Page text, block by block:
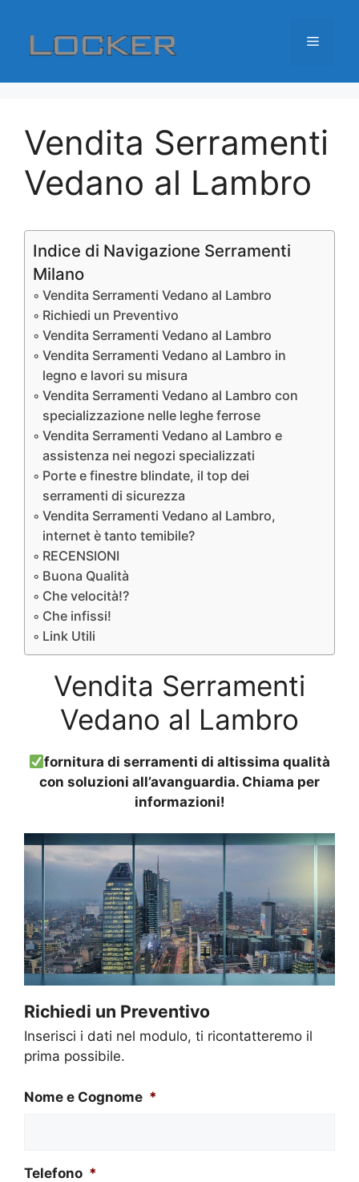
contenuto
Menu
Vendita Serramenti
Vedano al Lambro
Indice di Navigazione Serramenti
Milano
Vendita Serramenti Vedano al Lambro
Richiedi un Preventivo
Vendita Serramenti Vedano al Lambro
Vendita Serramenti Vedano al Lambro in
legno e lavori su misura
Vendita Serramenti Vedano al Lambro con
specializzazione nelle leghe ferrose
Vendita Serramenti Vedano al Lambro e
assistenza nei negozi specializzati
Porte e finestre blindate, il top dei
serramenti di sicurezza
Vendita Serramenti Vedano al Lambro,
internet è tanto temibile?
RECENSIONI
Buona Qualità
Che velocità!?
Che infissi!
Link Utili
Vendita Serramenti
Vedano al Lambro
fornitura di serramenti di altissima qualità
con soluzioni all’avanguardia. Chiama per
informazioni!
Richiedi un Preventivo
Inserisci i dati nel modulo, ti ricontatteremo il
prima possibile.
Nome e Cognome *
Telefono *